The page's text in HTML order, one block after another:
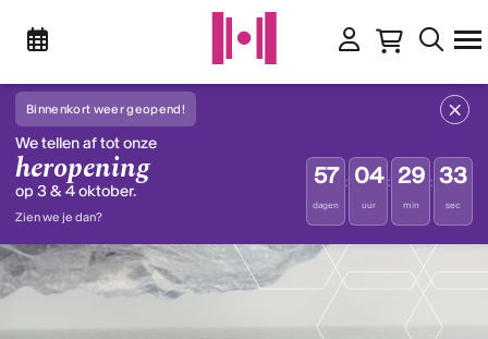
Binnenkort weer geopend!
We tellen af tot onze
heropening
op 3 & 4 oktober.
Zien we je dan?
57
dagen
: 04
uur
: 29
min
: 33
sec